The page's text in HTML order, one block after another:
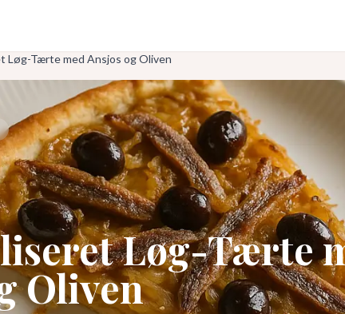
Løg-Tærte med Ansjos og Oliven
Løg-Tærte
Oliven